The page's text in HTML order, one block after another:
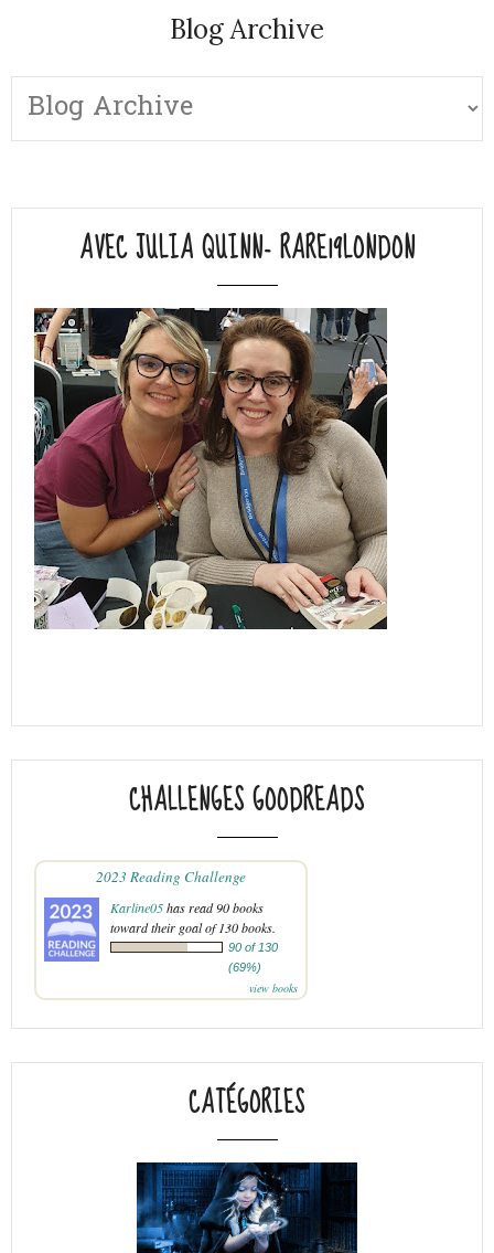
Blog Archive
AVEC JULIA QUINN- RARE19LONDON
CHALLENGES GOODREADS
2023 Reading Challenge
Karline05has read 90 books
toward their goal of 130 books.
90 of 130
(69%)
view books
CATÉGORIES